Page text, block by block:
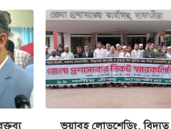
ভয়াবহ লোডশেডিং,